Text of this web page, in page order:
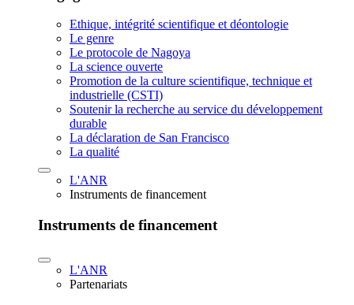
Ethique, intégrité scientifique et déontologie
Le genre
Le protocole de Nagoya
La science ouverte
Promotion de la culture scientifique, technique et
industrielle (CSTI)
Soutenir la recherche au service du développement
durable
La déclaration de San Francisco
La qualité
L'ANR
Instruments de financement
Instruments de financement
L'ANR
Partenariats